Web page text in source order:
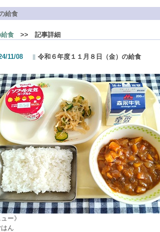
給食
食 >> 記事詳細
11/08 令和６年度１１月８日（金）の給食
ー》
ん